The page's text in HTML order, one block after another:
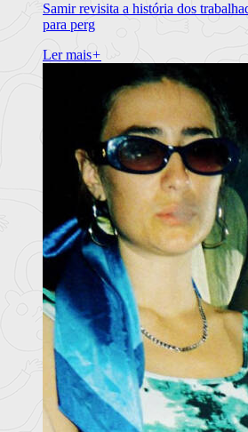
Samir revisita a história dos
para perg
Ler mais+